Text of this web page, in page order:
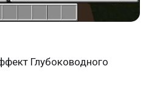
Глубоководного